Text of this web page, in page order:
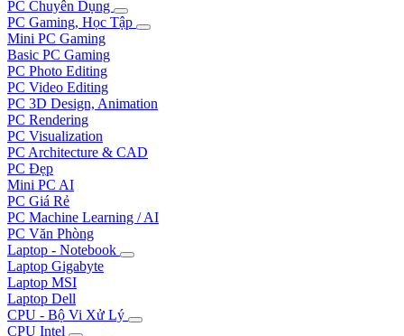
PC Chuyên Dụng
PC Gaming, Học Tập
Mini PC Gaming
Basic PC Gaming
PC Photo Editing
PC Video Editing
PC 3D Design, Animation
PC Rendering
PC Visualization
PC Architecture & CAD
PC Đẹp
Mini PC AI
PC Giá Rẻ
PC Machine Learning / AI
PC Văn Phòng
Laptop - Notebook
Laptop Gigabyte
Laptop MSI
Laptop Dell
CPU - Bộ Vi Xử Lý
CPU Intel